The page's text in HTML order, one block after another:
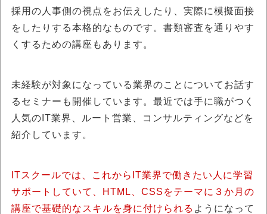
採用の人事側の視点をお伝えしたり、実際に模擬面接
をしたりする本格的なものです。書類審査を通りやす
くするための講座もあります。
未経験が対象になっている業界のことについてお話す
るセミナーも開催しています。最近では手に職がつく
人気のIT業界、ルート営業、コンサルティングなどを
紹介しています。
ITスクールでは、これからIT業界で働きたい人に学習
サポートしていて、HTML、CSSをテーマに３か月の
講座で基礎的なスキルを身に付けられる ようになって